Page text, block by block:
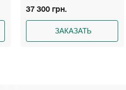
37 300 грн.
ЗАКАЗАТЬ